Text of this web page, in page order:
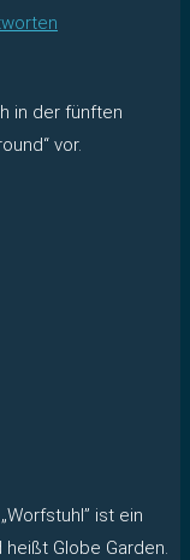
in der fünften
vor.
ist ein
Globe Garden.